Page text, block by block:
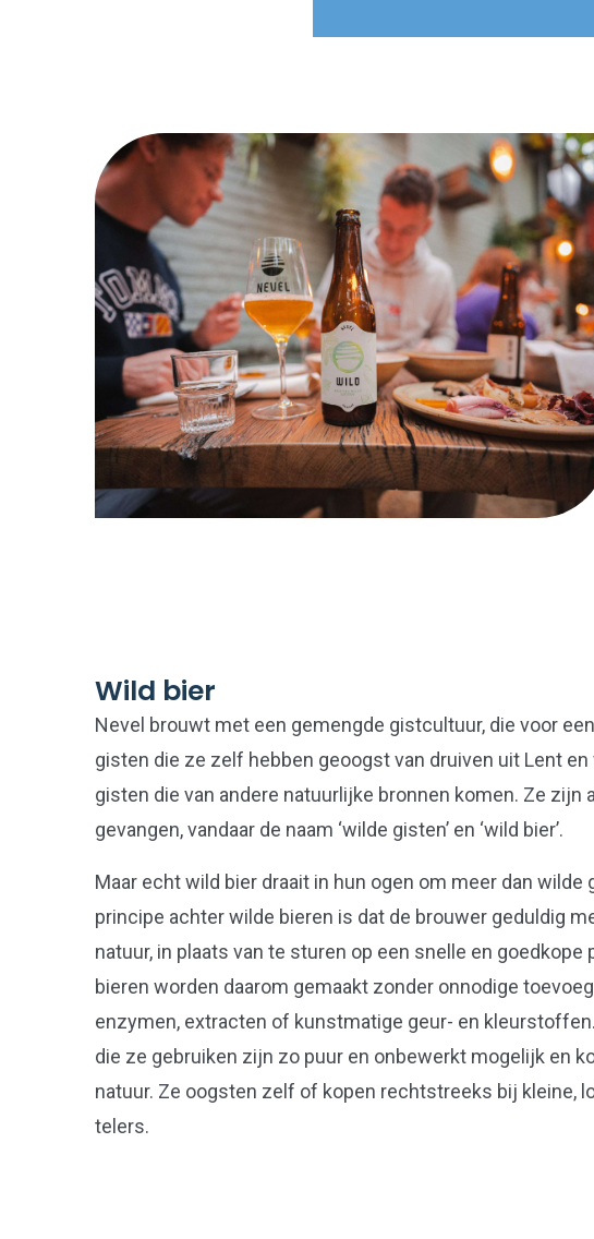
Wild bier
Nevel brouwt met een gemengde gistcultuur, die voor
gisten die ze zelf hebben geoogst van druiven uit Lent
gisten die van andere natuurlijke bronnen komen. Ze zijn
gevangen, vandaar de naam ‘wilde gisten’ en ‘wild bier’.
Maar echt wild bier draait in hun ogen om meer dan wilde
principe achter wilde bieren is dat de brouwer geduldig
natuur, in plaats van te sturen op een snelle en goedkope
bieren worden daarom gemaakt zonder onnodige
enzymen, extracten of kunstmatige geur- en
die ze gebruiken zijn zo puur en onbewerkt mogelijk en
natuur. Ze oogsten zelf of kopen rechtstreeks bij kleine,
telers.